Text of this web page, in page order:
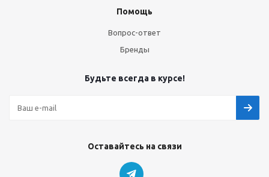
Помощь
Вопрос-ответ
Бренды
Будьте всегда в курсе!
Оставайтесь на связи